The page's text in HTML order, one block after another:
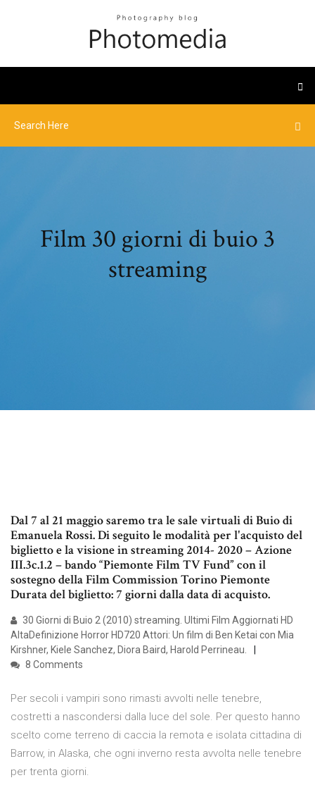
Film 30 giorni di buio 3
streaming
Dal 7 al 21 maggio saremo tra le sale virtuali di Buio di
Emanuela Rossi. Di seguito le modalità per l'acquisto del
biglietto e la visione in streaming 2014- 2020 – Azione
III.3c.1.2 – bando “Piemonte Film TV Fund” con il
sostegno della Film Commission Torino Piemonte
Durata del biglietto: 7 giorni dalla data di acquisto.
30 Giorni di Buio 2 (2010) streaming. Ultimi Film Aggiornati HD
AltaDefinizione Horror HD720 Attori: Un film di Ben Ketai con Mia
Kirshner, Kiele Sanchez, Diora Baird, Harold Perrineau.
8 Comments
Per secoli i vampiri sono rimasti avvolti nelle tenebre,
costretti a nascondersi dalla luce del sole. Per questo hanno
scelto come terreno di caccia la remota e isolata cittadina di
Barrow, in Alaska, che ogni inverno resta avvolta nelle tenebre
per trenta giorni.